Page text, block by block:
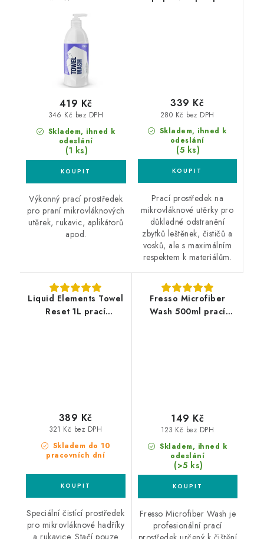
mikrovláknových
utěrek
Skladem, ihned k
odeslání
(1 ks)
346 Kč bez DPH
419 Kč
Výkonný prací prostředek
pro praní mikrovláknových
utěrek, rukavic, aplikátorů
apod.
Skladem, ihned k
odeslání
(5 ks)
280 Kč bez DPH
339 Kč
Prací prostředek na
mikrovláknové utěrky pro
důkladné odstranění
zbytků leštěnek, čističů a
vosků, ale s maximálním
respektem k materiálům.
Liquid Elements Towel
Reset 1L prací
Skladem do 10
pracovních dní
321 Kč bez DPH
389 Kč
Speciální čistící prostředek
pro mikrovláknové hadříky
Fresso Microfiber
Wash 500ml prací
Skladem, ihned k
odeslání
(>5 ks)
123 Kč bez DPH
149 Kč
Fresso Microfiber Wash je
profesionální prací